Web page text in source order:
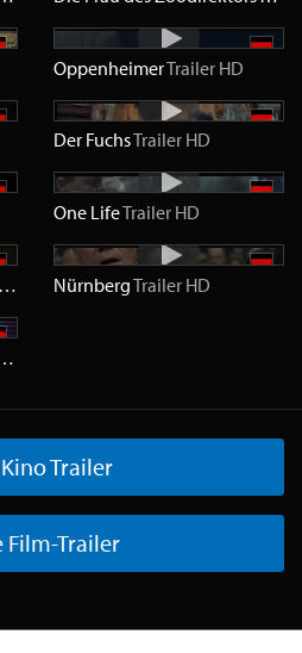
OppenheimerTrailer HD
Der FuchsTrailer HD
One LifeTrailer HD
Abbé Pierre - Ein Leben für die Menschlichkeit TrailerHD
NürnbergTrailer HD
Trailer
Film-Trailer